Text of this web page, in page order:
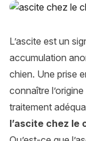
Ascite chien :
L’ascite est un
accumulation
chien. Une prise
connaître
traitement
l’ascite chez le